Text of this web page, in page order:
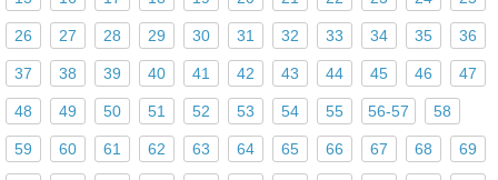
26 27 28 29 30 31 32 33 34 35 36
37 38 39 40 41 42 43 44 45 46 47
48 49 50 51 52 53 54 55 56-57 58
59 60 61 62 63 64 65 66 67 68 69